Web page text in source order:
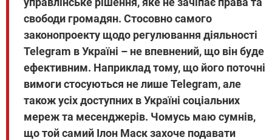
свободи громадян. Стосовно самого
законопроекту щодо регулювання діяльності
Telegram в Україні – не впевнений, що він буде
ефективним. Наприклад тому, що його поточні
вимоги стосуються не лише Telegram, але
також усіх доступних в Україні соціальних
мереж та месенджерів. Чомусь маю сумнів,
що той самий Ілон Маск захоче подавати